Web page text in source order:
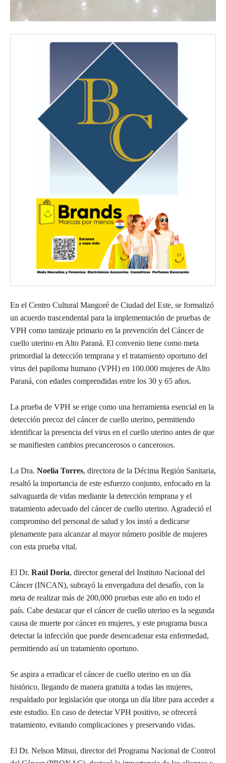
En el Centro Cultural Mangoré de Ciudad del Este, se formalizó
un acuerdo trascendental para la implementación de pruebas de
VPH como tamizaje primario en la prevención del Cáncer de
cuello uterino en Alto Paraná. El convenio tiene como meta
primordial la detección temprana y el tratamiento oportuno del
virus del papiloma humano (VPH) en 100.000 mujeres de Alto
Paraná, con edades comprendidas entre los 30 y 65 años.
La prueba de VPH se erige como una herramienta esencial en la
detección precoz del cáncer de cuello uterino, permitiendo
identificar la presencia del virus en el cuello uterino antes de que
se manifiesten cambios precancerosos o cancerosos.
La Dra. Noelia Torres, directora de la Décima Región Sanitaria,
resaltó la importancia de este esfuerzo conjunto, enfocado en la
salvaguarda de vidas mediante la detección temprana y el
tratamiento adecuado del cáncer de cuello uterino. Agradeció el
compromiso del personal de salud y los instó a dedicarse
plenamente para alcanzar al mayor número posible de mujeres
con esta prueba vital.
El Dr. Raúl Doria, director general del Instituto Nacional del
Cáncer (INCAN), subrayó la envergadura del desafío, con la
meta de realizar más de 200,000 pruebas este año en todo el
país. Cabe destacar que el cáncer de cuello uterino es la segunda
causa de muerte por cáncer en mujeres, y este programa busca
detectar la infección que puede desencadenar esta enfermedad,
permitiendo así un tratamiento oportuno.
Se aspira a erradicar el cáncer de cuello uterino en un día
histórico, llegando de manera gratuita a todas las mujeres,
respaldado por legislación que otorga un día libre para acceder a
este estudio. En caso de detectar VPH positivo, se ofrecerá
tratamiento, evitando complicaciones y preservando vidas.
El Dr. Nelson Mitsui, director del Programa Nacional de Control